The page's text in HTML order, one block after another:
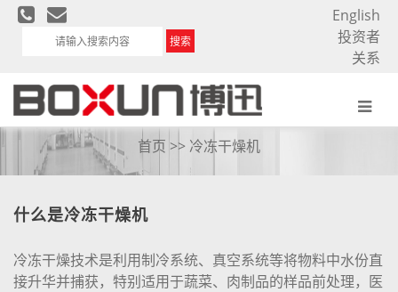
搜索
English
投资者
关系
冷冻干燥机
首页 >> 冷冻干燥机
什么是冷冻干燥机
冷冻干燥技术是利用制冷系统、真空系统等将物料中水份直
接升华并捕获，特别适用于蔬菜、肉制品的样品前处理，医